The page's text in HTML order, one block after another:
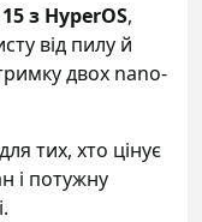
з HyperOS,
від пилу й
двох nano-
тих, хто цінує
і потужну